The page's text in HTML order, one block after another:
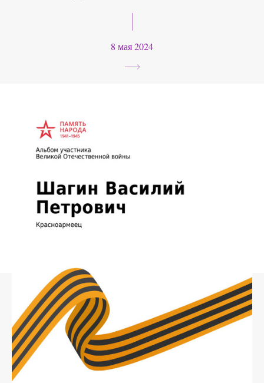
8 мая 2024